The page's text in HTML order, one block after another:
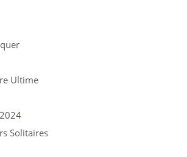
Ultime
Solitaires